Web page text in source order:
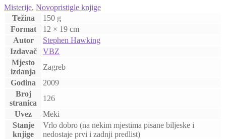
Misterije, Novopristigle knjige
Težina
150 g
Format
12 × 19 cm
Autor
Stephen Hawking
Izdavač
VBZ
Mjesto
izdanja
Zagreb
Godina
2009
Broj
stranica
126
Uvez
Meki
Stanje
knjige
Vrlo dobro (na nekim mjestima pisane biljeske i
nedostaje prvi i zadnji predlist)